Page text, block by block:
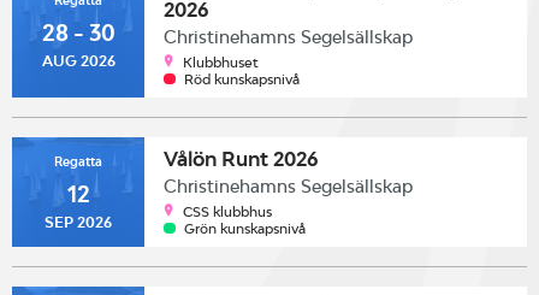
28 - 30
AUG 2026
2026
Christinehamns Segelsällskap
Klubbhuset
Röd kunskapsnivå
Regatta
12
SEP 2026
Vålön Runt 2026
Christinehamns Segelsällskap
CSS klubbhus
Grön kunskapsnivå